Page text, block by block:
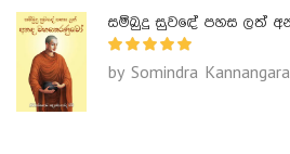
by Somindra Kannangara